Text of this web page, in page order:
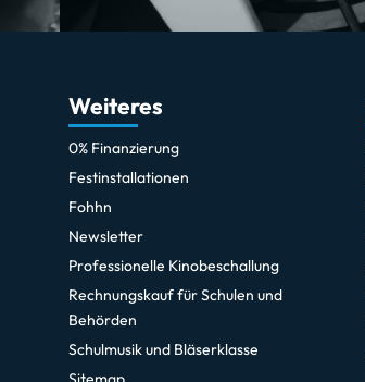
Weiteres
0% Finanzierung
Festinstallationen
Fohhn
Newsletter
Professionelle Kinobeschallung
Rechnungskauf für Schulen und
Behörden
Schulmusik und Bläserklasse